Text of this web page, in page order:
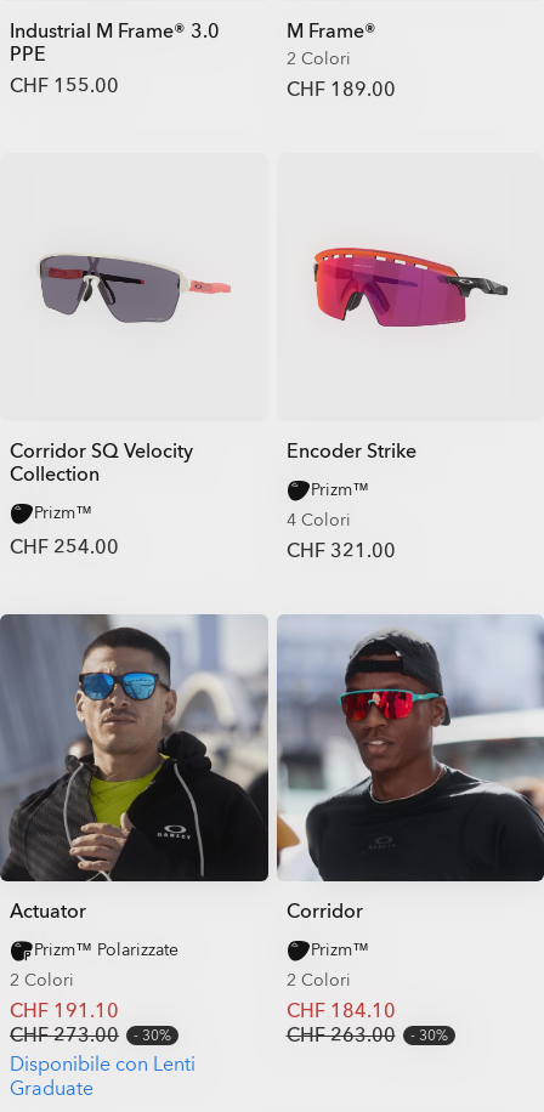
Industrial M Frame® 3.0
PPE
CHF 155.00
M Frame®
2 Colori
CHF 189.00
Corridor SQ Velocity
Collection
Prizm™
CHF 254.00
Encoder Strike
Prizm™
4 Colori
CHF 321.00
Actuator
Prizm™ Polarizzate
2 Colori
CHF 191.10
CHF 273.00
30%
Disponibile con Lenti
Graduate
Corridor
Prizm™
2 Colori
CHF 184.10
CHF 263.00
30%